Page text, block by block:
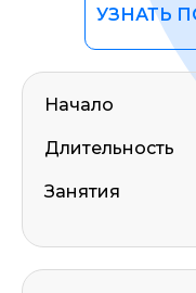
УЗНАТЬ
Начало
Длительность
Занятия